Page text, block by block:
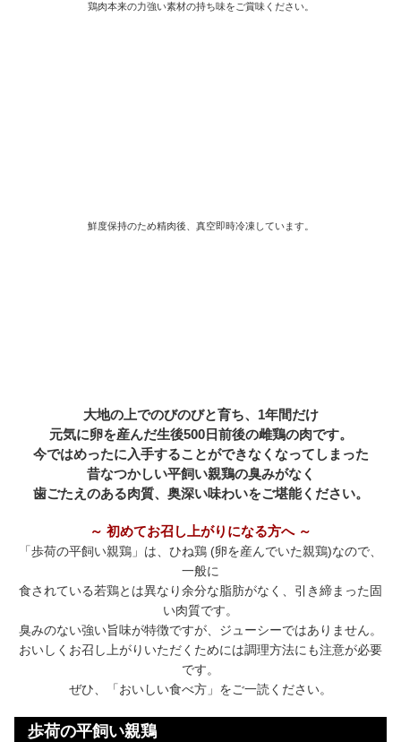
鶏肉本来の力強い素材の持ち味をご賞味ください。
鮮度保持のため精肉後、真空即時冷凍しています。
大地の上でのびのびと育ち、1年間だけ
元気に卵を産んだ生後500日前後の雌鶏の肉です。
今ではめったに入手することができなくなってしまった
昔なつかしい平飼い親鶏の臭みがなく
歯ごたえのある肉質、奥深い味わいをご堪能ください。
～ 初めてお召し上がりになる方へ ～
「歩荷の平飼い親鶏」は、ひね鶏 (卵を産んでいた親鶏)なので、
一般に
食されている若鶏とは異なり余分な脂肪がなく、引き締まった固
い肉質です。
臭みのない強い旨味が特徴ですが、ジューシーではありません。
おいしくお召し上がりいただくためには調理方法にも注意が必要
です。
ぜひ、「おいしい食べ方」をご一読ください。
歩荷の平飼い親鶏